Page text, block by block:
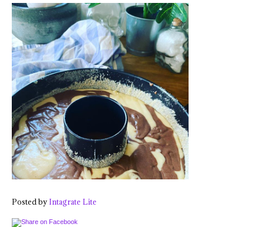
Posted by Intagrate Lite